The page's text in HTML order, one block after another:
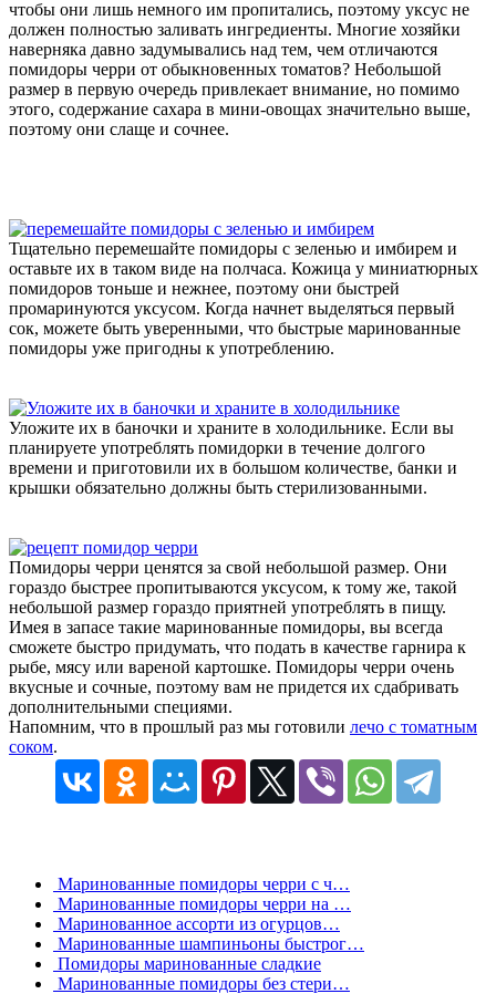
чтобы они лишь немного им пропитались, поэтому уксус не
должен полностью заливать ингредиенты. Многие хозяйки
наверняка давно задумывались над тем, чем отличаются
помидоры черри от обыкновенных томатов? Небольшой
размер в первую очередь привлекает внимание, но помимо
этого, содержание сахара в мини-овощах значительно выше,
поэтому они слаще и сочнее.
Тщательно перемешайте помидоры с зеленью и имбирем и
оставьте их в таком виде на полчаса. Кожица у миниатюрных
помидоров тоньше и нежнее, поэтому они быстрей
промаринуются уксусом. Когда начнет выделяться первый
сок, можете быть уверенными, что быстрые маринованные
помидоры уже пригодны к употреблению.
Уложите их в баночки и храните в холодильнике. Если вы
планируете употреблять помидорки в течение долгого
времени и приготовили их в большом количестве, банки и
крышки обязательно должны быть стерилизованными.
Помидоры черри ценятся за свой небольшой размер. Они
гораздо быстрее пропитываются уксусом, к тому же, такой
небольшой размер гораздо приятней употреблять в пищу.
Имея в запасе такие маринованные помидоры, вы всегда
сможете быстро придумать, что подать в качестве гарнира к
рыбе, мясу или вареной картошке. Помидоры черри очень
вкусные и сочные, поэтому вам не придется их сдабривать
дополнительными специями.
Напомним, что в прошлый раз мы готовили лечо с томатным
соком.
Маринованные помидоры черри с ч…
Маринованные помидоры черри на …
Маринованное ассорти из огурцов…
Маринованные шампиньоны быстрог…
Помидоры маринованные сладкие
Маринованные помидоры без стери…